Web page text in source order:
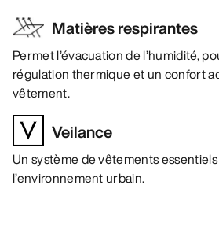
Matières respirantes
Permet l’évacuation de l’humidité,
régulation thermique et un confort
vêtement.
Veilance
Un système de vêtements
l’environnement urbain.